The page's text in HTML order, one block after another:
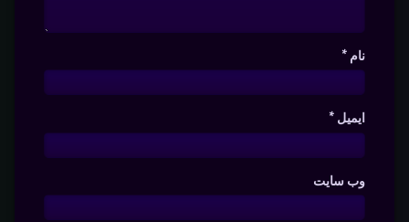
نام *
ایمیل *
وب‌ سایت